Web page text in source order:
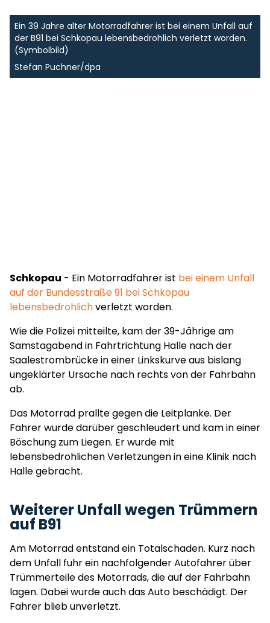
Ein 39 Jahre alter Motorradfahrer ist bei einem Unfall auf
der B91 bei Schkopau lebensbedrohlich verletzt worden.
(Symbolbild)
Stefan Puchner/dpa
Schkopau - Ein Motorradfahrer ist bei einem Unfall
auf der Bundesstraße 91 bei Schkopau
lebensbedrohlichverletzt worden.
Wie die Polizei mitteilte, kam der 39-Jährige am
Samstagabend in Fahrtrichtung Halle nach der
Saalestrombrücke in einer Linkskurve aus bislang
ungeklärter Ursache nach rechts von der Fahrbahn
ab.
Das Motorrad prallte gegen die Leitplanke. Der
Fahrer wurde darüber geschleudert und kam in einer
Böschung zum Liegen. Er wurde mit
lebensbedrohlichen Verletzungen in eine Klinik nach
Halle gebracht.
Weiterer Unfall wegen Trümmern
auf B91
Am Motorrad entstand ein Totalschaden. Kurz nach
dem Unfall fuhr ein nachfolgender Autofahrer über
Trümmerteile des Motorrads, die auf der Fahrbahn
lagen. Dabei wurde auch das Auto beschädigt. Der
Fahrer blieb unverletzt.